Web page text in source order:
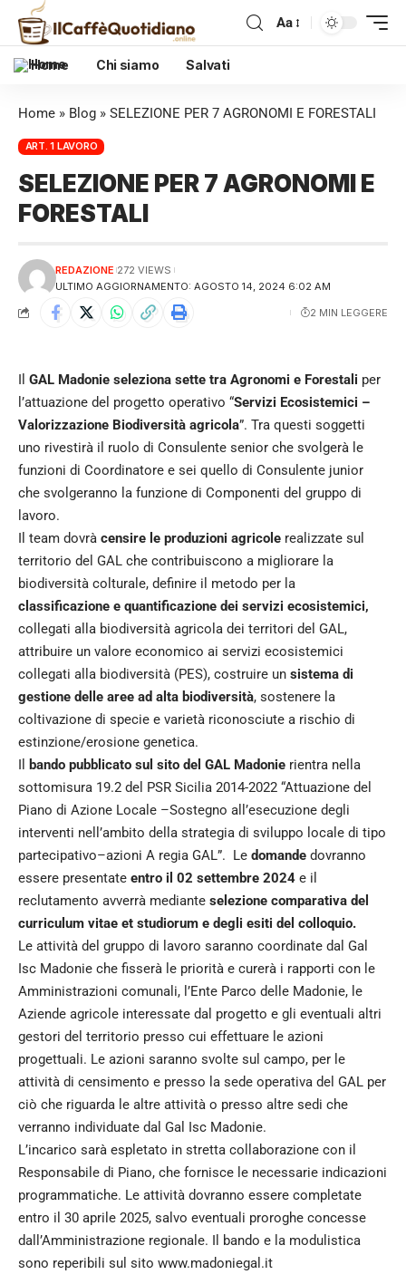
Aa
Home Chi siamo Salvati
Home » Blog » SELEZIONE PER 7 AGRONOMI E FORESTALI
ART. 1 LAVORO
SELEZIONE PER 7 AGRONOMI E
FORESTALI
ULTIMO AGGIORNAMENTO: AGOSTO 14, 2024 6:02 AM
REDAZIONE 272 VIEWS
2 MIN LEGGERE
Il GAL Madonie seleziona sette tra Agronomi e Forestali per
l’attuazione del progetto operativo “Servizi Ecosistemici –
Valorizzazione Biodiversità agricola”. Tra questi soggetti
uno rivestirà il ruolo di Consulente senior che svolgerà le
funzioni di Coordinatore e sei quello di Consulente junior
che svolgeranno la funzione di Componenti del gruppo di
lavoro.
Il team dovrà censire le produzioni agricole realizzate sul
territorio del GAL che contribuiscono a migliorare la
biodiversità colturale, definire il metodo per la
classificazione e quantificazione dei servizi ecosistemici,
collegati alla biodiversità agricola dei territori del GAL,
attribuire un valore economico ai servizi ecosistemici
collegati alla biodiversità (PES), costruire un sistema di
gestione delle aree ad alta biodiversità, sostenere la
coltivazione di specie e varietà riconosciute a rischio di
estinzione/erosione genetica.
Il
bando pubblicato sul sito del GAL Madonie rientra nella
sottomisura 19.2 del PSR Sicilia 2014-2022 “Attuazione del
Piano di Azione Locale –Sostegno all’esecuzione degli
interventi nell’ambito della strategia di sviluppo locale di tipo
partecipativo–azioni A regia GAL”. Le domande dovranno
essere presentate entro il 02 settembre 2024 e il
reclutamento avverrà mediante selezione comparativa del
curriculum vitae et studiorum e degli esiti del colloquio.
Le attività del gruppo di lavoro saranno coordinate dal Gal
Isc Madonie che fisserà le priorità e curerà i rapporti con le
Amministrazioni comunali, l’Ente Parco delle Madonie, le
Aziende agricole interessate dal progetto e gli eventuali altri
gestori del territorio presso cui effettuare le azioni
progettuali. Le azioni saranno svolte sul campo, per le
attività di censimento e presso la sede operativa del GAL per
ciò che riguarda le altre attività o presso altre sedi che
verranno individuate dal Gal Isc Madonie.
L’incarico sarà espletato in stretta collaborazione con il
Responsabile di Piano, che fornisce le necessarie indicazioni
programmatiche. Le attività dovranno essere completate
entro il 30 aprile 2025, salvo eventuali proroghe concesse
dall’Amministrazione regionale. Il bando e la modulistica
sono reperibili sul sito www.madoniegal.it